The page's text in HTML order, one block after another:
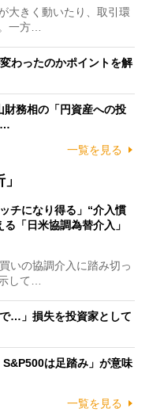
大きく動いたり、取引環
一方…
わったのかポイントを解
財務相の「円資産への投
…
一覧を見る
チになり得る」“介入慣
「日米協調為替介入」
いの協調介入に踏み切っ
して…
…」損失を投資家として
S&P500は足踏み」が意味
一覧を見る